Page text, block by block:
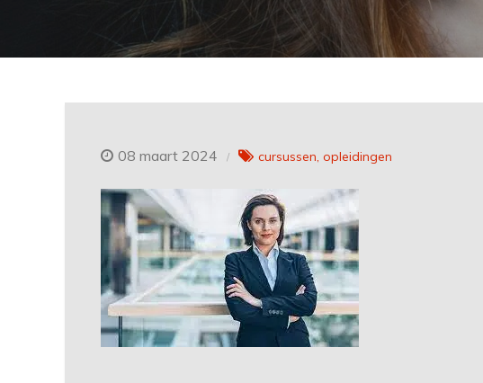
08 maart 2024 cursussen opleidingen